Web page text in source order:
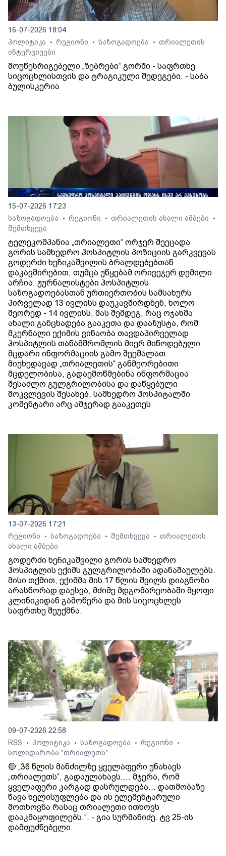
16-07-2026 18:04
პოლიტიკა
• რეგიონი • საზოგადოება • თრიალეთის
ინტერვიუები
მოუწესრიგებელი „ზებრები“ გორში - საფრთხე
სიცოცხლისთვის და ტრაგიკული შედეგები. - საბა
ბულისკერია
15-07-2026 17:23
საზოგადოება
• რეგიონი • თრიალეთის ახალი ამბები •
შემთხვევა
ტელეკომპანია „თრიალეთი“ ორჯერ შეეცადა
გორის სამხედრო ჰოსპიტლის პოზიციის გარკვევას
გოდერძი ხეჩიკაშვილის ბრალდებებთან
დაკავშირებით, თუმცა უწყებამ ორივეჯერ დუმილი
არჩია. ჟურნალისტები ჰოსპიტლის
საზოგადოებასთან ურთიერთობის სამსახურს
პირველად 13 ივლისს დაუკავშირდნენ, ხოლო
მეორედ - 14 ივლისს, მას შემდეგ, რაც ოჯახმა
ახალი განცხადება გააკეთა და დააზუსტა, რომ
მკურნალი ექიმის ვინაობა თავდაპირველად
ჰოსპიტლის თანამშრომლის მიერ მიწოდებული
მცდარი ინფორმაციის გამო შეეშალათ.
მიუხედავად „თრიალეთის“ განმეორებითი
მცდელობისა, გადაემოწმებინა ინფორმაცია
შესაძლო გულგრილობისა და დაწყებული
მოკვლევის შესახებ, სამხედრო ჰოსპიტალში
კომენტარი არც ამჯერად გააკეთეს
13-07-2026 17:21
რეგიონი
• საზოგადოება • შემთხვევა • თრიალეთის
ახალი ამბები
გოდერძი ხეჩიკაშვილი გორის სამხედრო
ჰოსპიტლის ექიმს გულგრილობაში ადანაშაულებს.
მისი თქმით, ექიმმა მის 17 წლის შვილს დიაგნოზი
არასწორად დაუსვა, მძიმე მდგომარეობაში მყოფი
კლინიკიდან გამოწერა და მის სიცოცხლეს
საფრთხე შეუქმნა.
09-07-2026 22:58
RSS
• პოლიტიკა • საზოგადოება • რეგიონი •
სოლიდარობა "თრიალეთს"
🔴 „36 წლის მანძილზე ყველაფერი უნახავს
„თრიალეთს“, გადაულახავს.... მჯერა, რომ
ყველაფერი კარგად დასრულდება... დათმობაზე
წავა ხელისუფლება და ის ელემენტარული
მოთხოვნა რასაც თრიალეთი ითხოვს
დააკმაყოფილებს.“. - გია სურმანიძე. ტვ 25-ის
დამფუძნებელი.